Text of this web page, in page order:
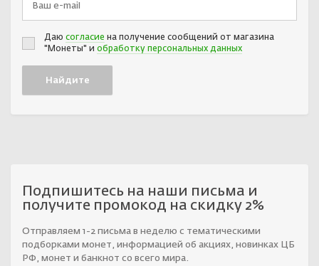
Даю согласие на получение сообщений от магазина
"Монеты" и обработку персональных данных
Подпишитесь на наши письма и
получите промокод на скидку 2%
Отправляем 1-2 письма в неделю с тематическими
подборками монет, информацией об акциях, новинках ЦБ
РФ, монет и банкнот со всего мира.